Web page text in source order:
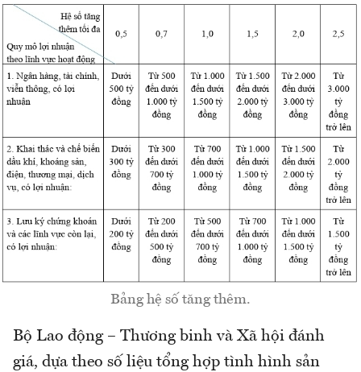
Bảng hệ số tăng thêm.
Bộ Lao động – Thương binh và Xã hội đánh
giá, dựa theo số liệu tổng hợp tình hình sản